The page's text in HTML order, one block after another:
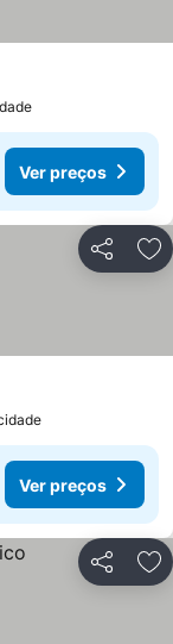
Ver preços
Partilhar
Ver preços
Partilhar